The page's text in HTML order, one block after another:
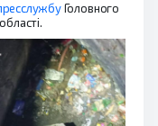
Головного